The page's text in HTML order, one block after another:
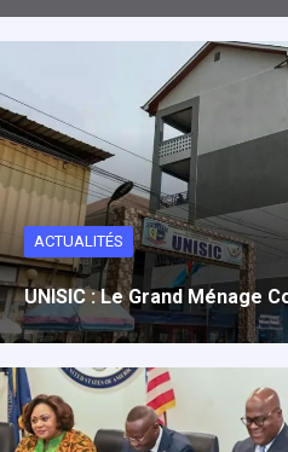
ACTUALITÉS
UNISIC : Le Grand Ménage